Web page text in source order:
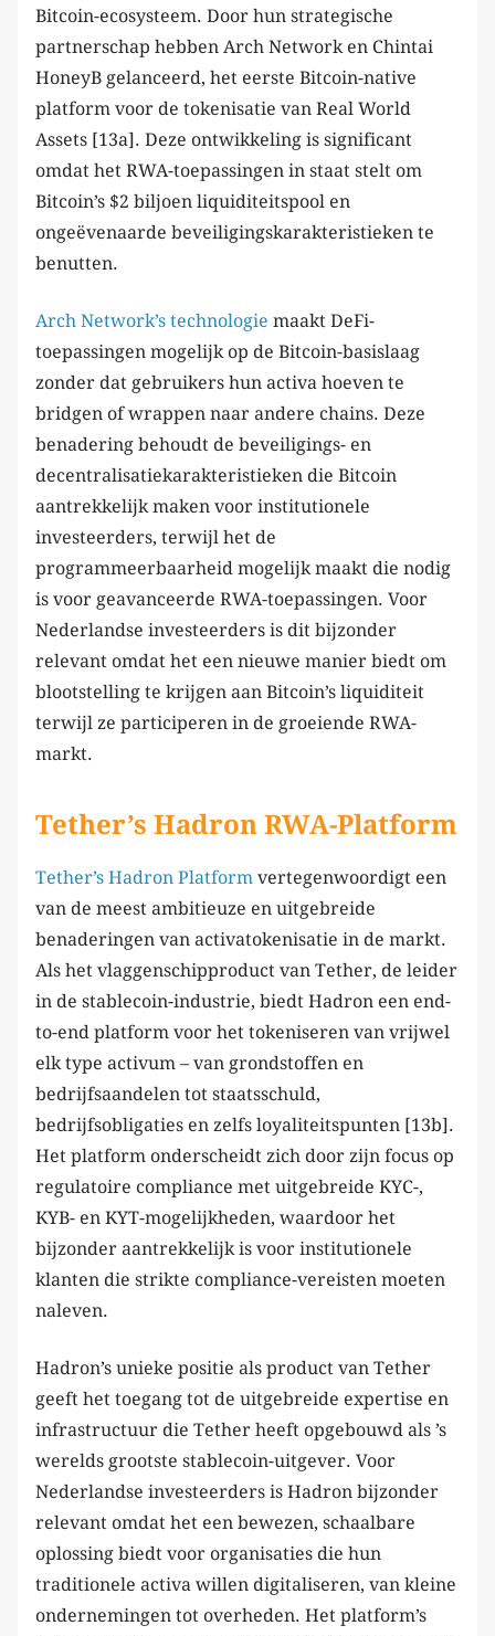
Bitcoin-ecosysteem. Door hun strategische
partnerschap hebben Arch Network en Chintai
HoneyB gelanceerd, het eerste Bitcoin-native
platform voor de tokenisatie van Real World
Assets [13a]. Deze ontwikkeling is significant
omdat het RWA-toepassingen in staat stelt om
Bitcoin’s $2 biljoen liquiditeitspool en
ongeëvenaarde beveiligingskarakteristieken te
benutten.
Arch Network’s technologie maakt DeFi-
toepassingen mogelijk op de Bitcoin-basislaag
zonder dat gebruikers hun activa hoeven te
bridgen of wrappen naar andere chains. Deze
benadering behoudt de beveiligings- en
decentralisatiekarakteristieken die Bitcoin
aantrekkelijk maken voor institutionele
investeerders, terwijl het de
programmeerbaarheid mogelijk maakt die nodig
is voor geavanceerde RWA-toepassingen. Voor
Nederlandse investeerders is dit bijzonder
relevant omdat het een nieuwe manier biedt om
blootstelling te krijgen aan Bitcoin’s liquiditeit
terwijl ze participeren in de groeiende RWA-
markt.
Tether’s Hadron RWA-Platform
Tether’s Hadron Platform vertegenwoordigt een
van de meest ambitieuze en uitgebreide
benaderingen van activatokenisatie in de markt.
Als het vlaggenschipproduct van Tether, de leider
in de stablecoin-industrie, biedt Hadron een end-
to-end platform voor het tokeniseren van vrijwel
elk type activum – van grondstoffen en
bedrijfsaandelen tot staatsschuld,
bedrijfsobligaties en zelfs loyaliteitspunten [13b].
Het platform onderscheidt zich door zijn focus op
regulatoire compliance met uitgebreide KYC-,
KYB- en KYT-mogelijkheden, waardoor het
bijzonder aantrekkelijk is voor institutionele
klanten die strikte compliance-vereisten moeten
naleven.
Hadron’s unieke positie als product van Tether
geeft het toegang tot de uitgebreide expertise en
infrastructuur die Tether heeft opgebouwd als ’s
werelds grootste stablecoin-uitgever. Voor
Nederlandse investeerders is Hadron bijzonder
relevant omdat het een bewezen, schaalbare
oplossing biedt voor organisaties die hun
traditionele activa willen digitaliseren, van kleine
ondernemingen tot overheden. Het platform’s